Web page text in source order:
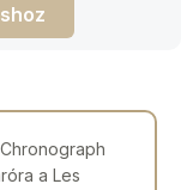
a Les